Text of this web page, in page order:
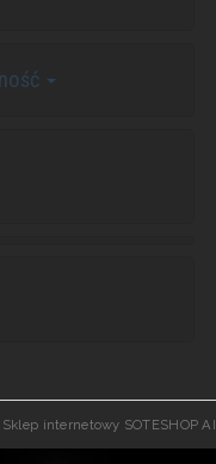
Sklep internetowy SOTESHOP AI